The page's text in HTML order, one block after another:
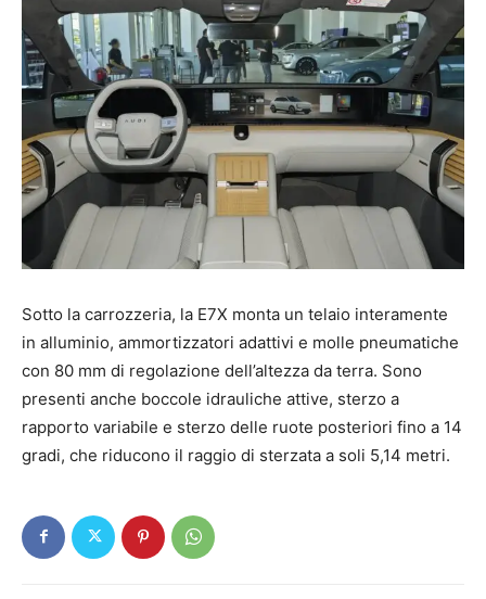
Sotto la carrozzeria, la E7X monta un telaio interamente
in alluminio, ammortizzatori adattivi e molle pneumatiche
con 80 mm di regolazione dell’altezza da terra. Sono
presenti anche boccole idrauliche attive, sterzo a
rapporto variabile e sterzo delle ruote posteriori fino a 14
gradi, che riducono il raggio di sterzata a soli 5,14 metri.